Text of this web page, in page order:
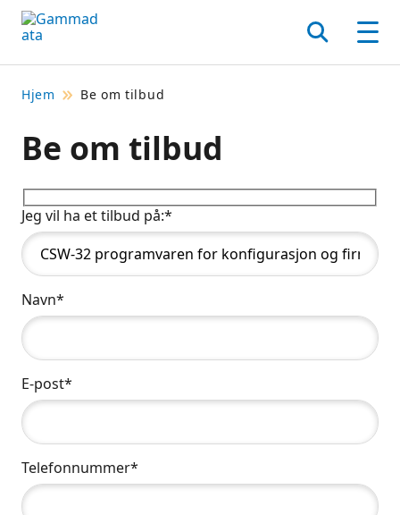
Hopp
til
Søk
Hjem Be om tilbud
Be om tilbud
Jeg vil ha et tilbud på:*
Navn*
E-post*
Telefonnummer*